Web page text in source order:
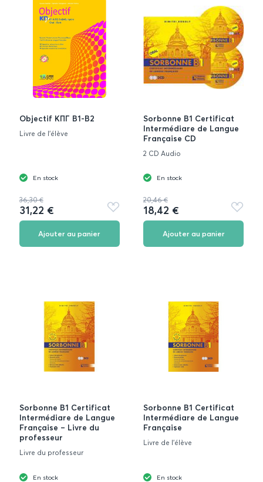
Objectif ΚΠΓ Β1-Β2
Livre de l'élève
En stock
36,30 €
31,22 €
Ajouter
aux
Ajouter au panier
Sorbonne B1 Certificat
Intermédiare de Langue
Française CD
2 CD Audio
En stock
20,46 €
18,42 €
Ajouter
aux
Ajouter au panier
Sorbonne B1 Certificat
Intermédiare de Langue
Française – Livre du
professeur
Livre du professeur
En stock
Sorbonne B1 Certificat
Intermédiare de Langue
Française
Livre de l'élève
En stock